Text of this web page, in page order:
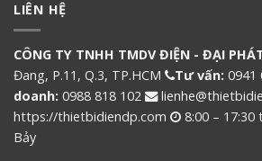
LIÊN HỆ
CÔNG TY TNHH TMDV ĐIỆN - ĐẠI
Đang, P.11, Q.3, TP.HCM
Tư vấn: 0941
doanh: 0988 818 102
https://thietbidiendp.com
8:00 –
Bảy